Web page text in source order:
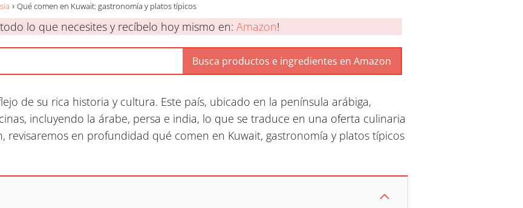
Qué comen en Kuwait: gastronomía y platos típicos
todo lo que necesites y recíbelo hoy mismo en: Amazon!
de su rica historia y cultura. Este país, ubicado en la península arábiga,
incluyendo la árabe, persa e india, lo que se traduce en una oferta culinaria
revisaremos en profundidad qué comen en Kuwait, gastronomía y platos típicos